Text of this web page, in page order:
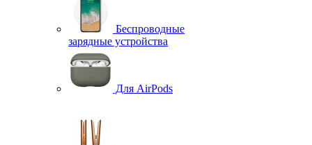
Беспроводные
зарядные устройства
Для AirPods